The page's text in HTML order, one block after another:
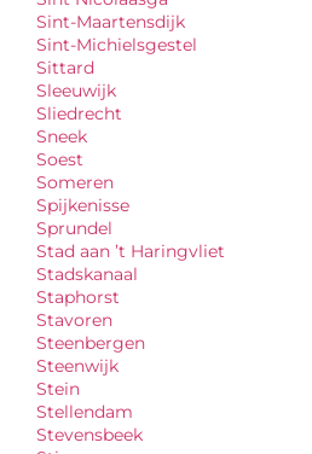
Sint-Maartensdijk
Sint-Michielsgestel
Sittard
Sleeuwijk
Sliedrecht
Sneek
Soest
Someren
Spijkenisse
Sprundel
Stad aan ’t Haringvliet
Stadskanaal
Staphorst
Stavoren
Steenbergen
Steenwijk
Stein
Stellendam
Stevensbeek